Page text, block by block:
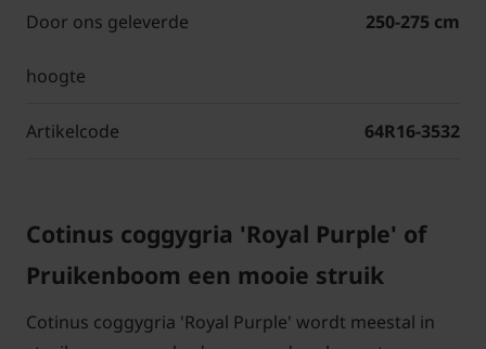
Door ons geleverde
hoogte
250-275 cm
Artikelcode 64R16-3532
Cotinus coggygria 'Royal Purple' of
Pruikenboom een mooie struik
Cotinus coggygria 'Royal Purple' wordt meestal in